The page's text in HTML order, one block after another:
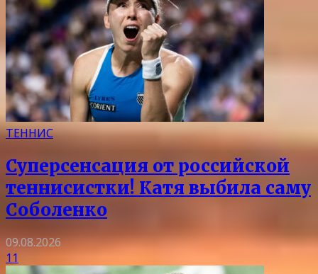
ТЕННИС
Суперсенсация от российской
теннисистки! Катя выбила саму
Соболенко
09.08.2026
11